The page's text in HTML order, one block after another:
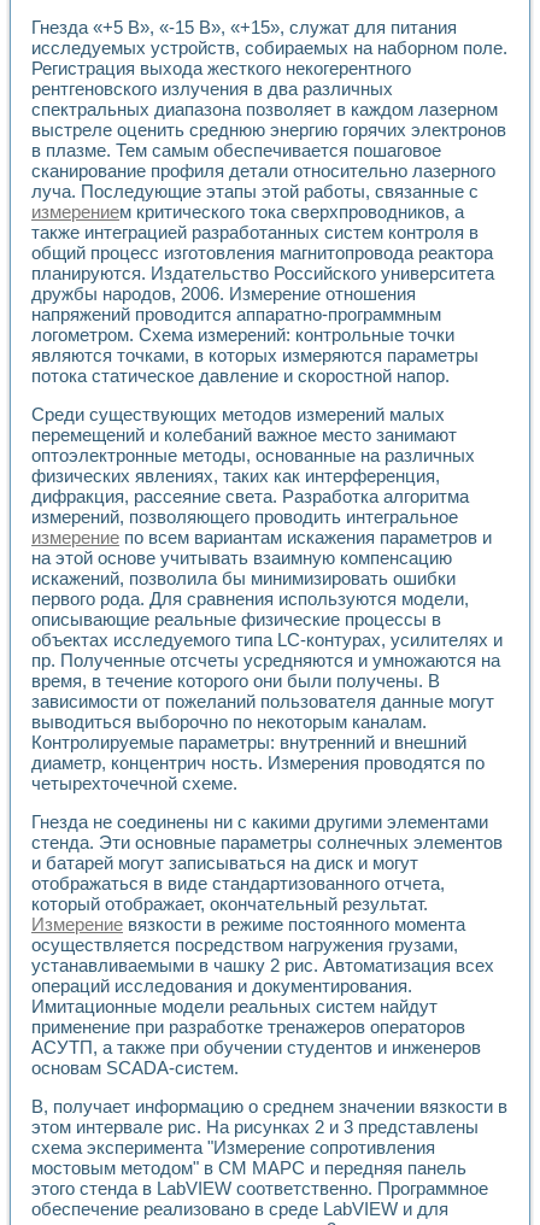
Использование виртуальных приборов в процесе
Использование программ ELECTRONICS WORKBENCH-
Лабораторный практикум по дисциплине «Цифровые
Лабораторный практикум по ИНС на основе LabVIEW
Лабораторный практикум по основам теории коммутации
Опыт использования NI LabVIEW для создания
Применение LabVIEW для исследования течения в
Создание виртуальной работы «Изучение магнитных
Обратный маятник
Устройство для изучения основ интерфейсов обмена по
Лабораторный практикум: изучение адиабатического
Стенд для исследования электрических переходных
Система статистической обработки результатов
Автоматизация лазерно-плазменных измерений с
Модельно-измерительный комплекс. Назначение. Состав.
Использование технологий NATIONAL INSTRUMENTS
Учебный практикум "Спектральный и корреляционный
Учебный стенд для исследования принципа действия
Оборудование и программное обеспечение учебных
Виртуальный лабораторный практикум для изучения
Управление роботом ТУР-10 средствами LabVIEW
Аппаратно-программный комплекс для исследования
Автоматизированный дистанционный лабораторный
Исследование возможности реставрации одномерных
Использование технологий NATIONAL INSTRUMENTS в
Разработка модификаций алгоритма полигармонической
Учебный стенд для исследования принципа действия
Виртуальная система поддержки принимаемых решений в
Преемственность дисциплин «Моделирование систем» и
Универсальный стенд для исследования электрических
Лабораторные практикумы по информационно-
Виртуальный измеритель частотных характеристик на
Лабораторный практикум по основам теории Коммутации
Разработка виртуальной лабораторной работы
Из опыта внедрения в рамках национального проекта
Исследование эффективности решателей
Опыт разработки LabVIEW лабораторных практикумов
Проблемы повышения качества образования и
Развитие LabVIEW лабораторного практикума по
Разработка виртуальной лаборатории по электротехнике
Усовершенствованные алгоритмы частотного анализа
Об опыте работы учебного центра «Технологии
Технологии NI в магистерской программе «Прикладная
Система диагностики двигателей постоянного тока
Автоматизированный стенд формирования
Лабораторный практикум по курсу ИИС на базе
Академические и отраслевые институты
Учебные заведения
Бизнес
Контакты
Гнезда «+5 В», «-15 В», «+15», служат для питания
исследуемых устройств, собираемых на наборном поле.
Регистрация выхода жесткого некогерентного
рентгеновского излучения в два различных
спектральных диапазона позволяет в каждом лазерном
выстреле оценить среднюю энергию горячих электронов
в плазме. Тем самым обеспечивается пошаговое
сканирование профиля детали относительно лазерного
луча. Последующие этапы этой работы, связанные с
измерением критического тока сверхпроводников, а
также интеграцией разработанных систем контроля в
общий процесс изготовления магнитопровода реактора
планируются. Издательство Российского университета
дружбы народов, 2006. Измерение отношения
напряжений проводится аппаратно-программным
логометром. Схема измерений: контрольные точки
являются точками, в которых измеряются параметры
потока статическое давление и скоростной напор.
Среди существующих методов измерений малых
перемещений и колебаний важное место занимают
оптоэлектронные методы, основанные на различных
физических явлениях, таких как интерференция,
дифракция, рассеяние света. Разработка алгоритма
измерений, позволяющего проводить интегральное
измерение по всем вариантам искажения параметров и
на этой основе учитывать взаимную компенсацию
искажений, позволила бы минимизировать ошибки
первого рода. Для сравнения используются модели,
описывающие реальные физические процессы в
объектах исследуемого типа LC-контурах, усилителях и
пр. Полученные отсчеты усредняются и умножаются на
время, в течение которого они были получены. В
зависимости от пожеланий пользователя данные могут
выводиться выборочно по некоторым каналам.
Контролируемые параметры: внутренний и внешний
диаметр, концентрич ность. Измерения проводятся по
четырехточечной схеме.
Гнезда не соединены ни с какими другими элементами
стенда. Эти основные параметры солнечных элементов
и батарей могут записываться на диск и могут
отображаться в виде стандартизованного отчета,
который отображает, окончательный результат.
Измерение вязкости в режиме постоянного момента
осуществляется посредством нагружения грузами,
устанавливаемыми в чашку 2 рис. Автоматизация всех
операций исследования и документирования.
Имитационные модели реальных систем найдут
применение при разработке тренажеров операторов
АСУТП, а также при обучении студентов и инженеров
основам SCADA-систем.
В, получает информацию о среднем значении вязкости в
этом интервале рис. На рисунках 2 и 3 представлены
схема эксперимента "Измерение сопротивления
мостовым методом" в СМ МАРС и передняя панель
этого стенда в LabVIEW соответственно. Программное
обеспечение реализовано в среде LabVIEW и для